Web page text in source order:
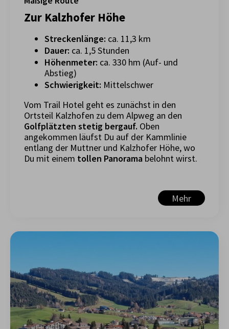
Zur Kalzhofer Höhe
Streckenlänge: ca. 11,3 km
Dauer: ca. 1,5 Stunden
Höhenmeter: ca. 330 hm (Auf- und
Abstieg)
Schwierigkeit: Mittelschwer
Vom Trail Hotel geht es zunächst in den
Ortsteil Kalzhofen zu dem Alpweg an den
Golfplätzten stetig bergauf. Oben
angekommen läufst Du auf der Kammlinie
entlang der Muttner und Kalzhofer Höhe, wo
Du mit einem tollen Panorama belohnt wirst.
Mehr